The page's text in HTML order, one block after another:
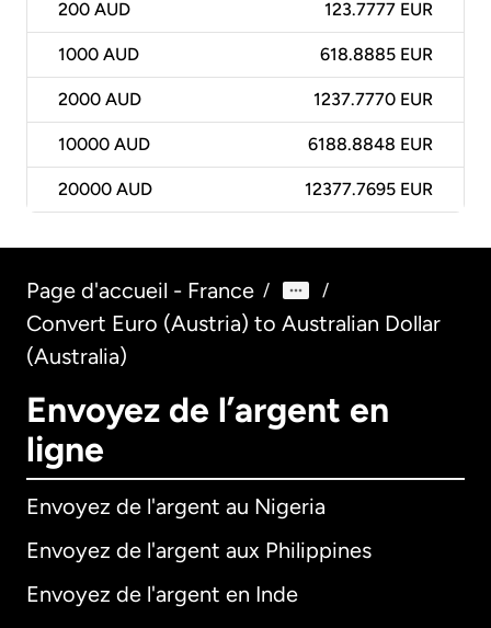
200 AUD 123.7777 EUR
1000 AUD 618.8885 EUR
2000 AUD 1237.7770 EUR
10000 AUD 6188.8848 EUR
20000 AUD 12377.7695 EUR
Page d'accueil - France / /
Convert Euro (Austria) to Australian Dollar
(Australia)
Envoyez de l’argent en
ligne
Envoyez de l'argent au Nigeria
Envoyez de l'argent aux Philippines
Envoyez de l'argent en Inde